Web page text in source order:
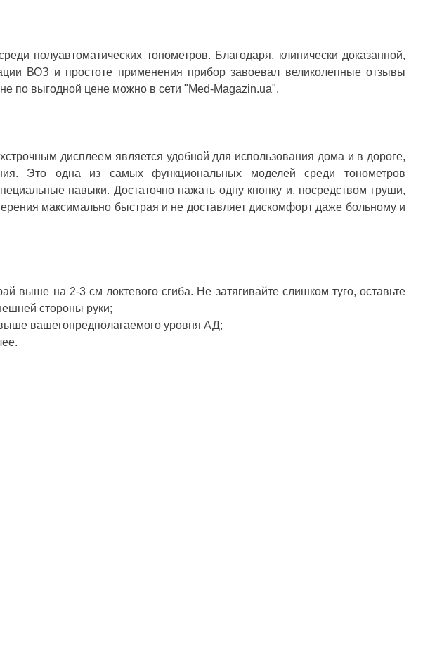
полуавтоматических тонометров. Благодаря, клинически доказанной,
ВОЗ и простоте применения прибор завоевал великолепные отзывы
по выгодной цене можно в сети "Med-Magazin.ua".
дисплеем является удобной для использования дома и в дороге,
Это одна из самых функциональных моделей среди тонометров
навыки. Достаточно нажать одну кнопку и, посредством груши,
максимально быстрая и не доставляет дискомфорт даже больному и
выше на 2-3 см локтевого сгиба. Не затягивайте слишком туго, оставьте
стороны руки;
вашегопредполагаемого уровня АД;